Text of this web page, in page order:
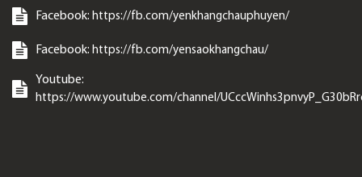
Facebook: https://fb.com/yenkhangchauphuyen/
Facebook: https://fb.com/yensaokhangchau/
Youtube:
https://www.youtube.com/channel/